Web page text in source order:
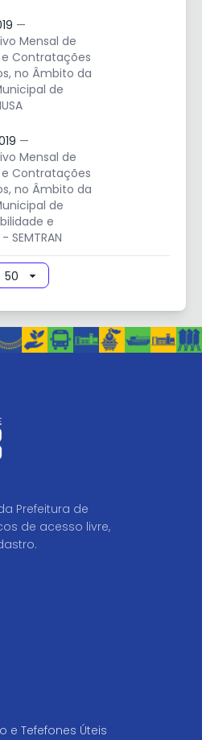
—
Mensal de
Contratações
no Âmbito da
de
—
Mensal de
Contratações
no Âmbito da
de
e
SEMTRAN
Prefeitura de
de acesso livre,
e Tefefones Úteis